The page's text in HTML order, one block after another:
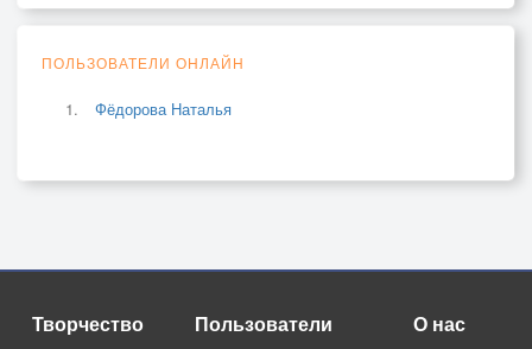
ПОЛЬЗОВАТЕЛИ ОНЛАЙН
Фёдорова Наталья
Творчество Пользователи О нас